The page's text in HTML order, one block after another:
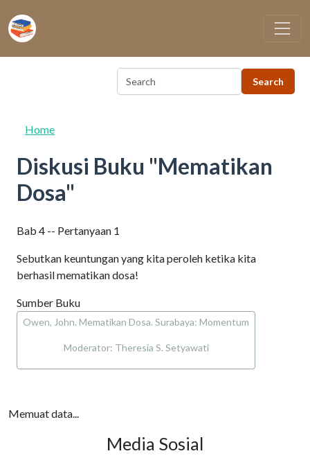
Home
Diskusi Buku "Mematikan
Dosa"
Bab 4 -- Pertanyaan 1
Sebutkan keuntungan yang kita peroleh ketika kita
berhasil mematikan dosa!
Sumber Buku
Owen, John. Mematikan Dosa. Surabaya: Momentum
Moderator: Theresia S. Setyawati
Memuat data...
Media Sosial